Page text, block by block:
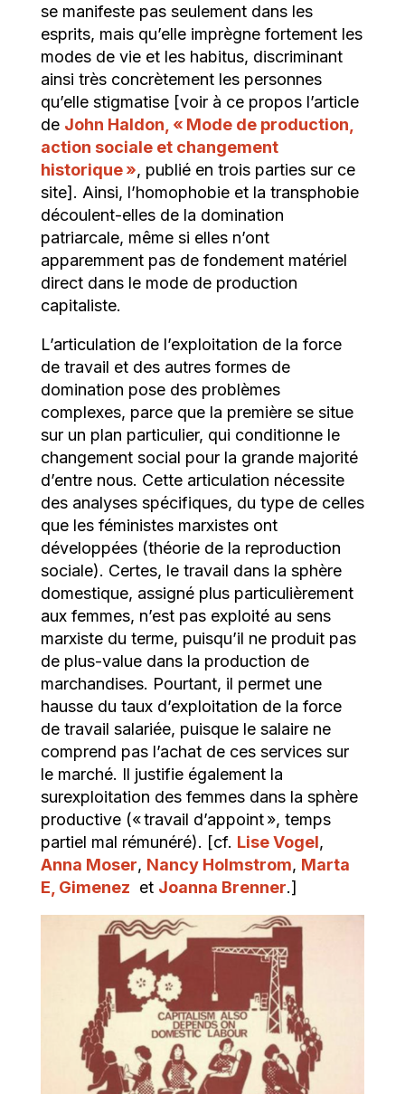
se manifeste pas seulement dans les
esprits, mais qu’elle imprègne fortement les
modes de vie et les habitus, discriminant
ainsi très concrètement les personnes
qu’elle stigmatise [voir à ce propos l’article
de John Haldon, « Mode de production,
action sociale et changement
historique », publié en trois parties sur ce
site]. Ainsi, l’homophobie et la transphobie
découlent-elles de la domination
patriarcale, même si elles n’ont
apparemment pas de fondement matériel
direct dans le mode de production
capitaliste.
L’articulation de l’exploitation de la force
de travail et des autres formes de
domination pose des problèmes
complexes, parce que la première se situe
sur un plan particulier, qui conditionne le
changement social pour la grande majorité
d’entre nous. Cette articulation nécessite
des analyses spécifiques, du type de celles
que les féministes marxistes ont
développées (théorie de la reproduction
sociale). Certes, le travail dans la sphère
domestique, assigné plus particulièrement
aux femmes, n’est pas exploité au sens
marxiste du terme, puisqu’il ne produit pas
de plus-value dans la production de
marchandises. Pourtant, il permet une
hausse du taux d’exploitation de la force
de travail salariée, puisque le salaire ne
comprend pas l’achat de ces services sur
le marché. Il justifie également la
surexploitation des femmes dans la sphère
productive (« travail d’appoint », temps
partiel mal rémunéré). [cf. Lise Vogel,
Anna Moser, Nancy Holmstrom, Marta
E, Gimenez et Joanna Brenner.]